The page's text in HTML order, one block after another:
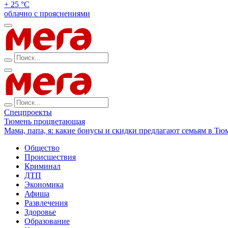
+ 25 °С
облачно с прояснениями
Спецпроекты
Тюмень процветающая
Мама, папа, я: какие бонусы и скидки предлагают семьям в
Общество
Происшествия
Криминал
ДТП
Экономика
Афиша
Развлечения
Здоровье
Образование